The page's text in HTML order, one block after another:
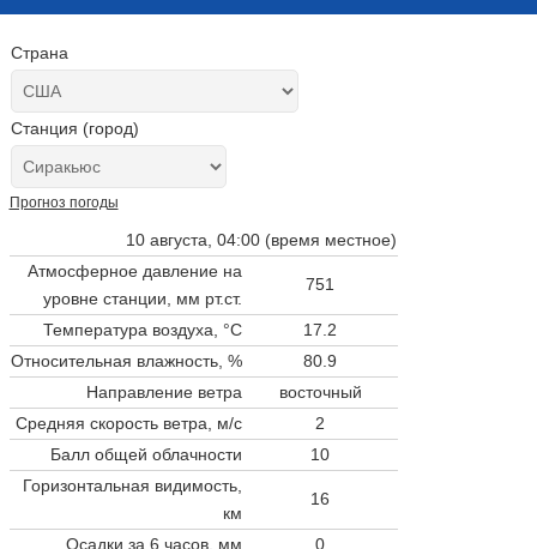
Страна
Станция (город)
Прогноз погоды
10 августа, 04:00 (время местное)
Атмосферное давление на
уровне станции, мм рт.ст.
751
Температура воздуха, °C
17.2
Относительная влажность, %
80.9
Направление ветра
восточный
Средняя скорость ветра, м/с
2
Балл общей облачности
10
Горизонтальная видимость,
км
16
Осадки за 6 часов, мм 0